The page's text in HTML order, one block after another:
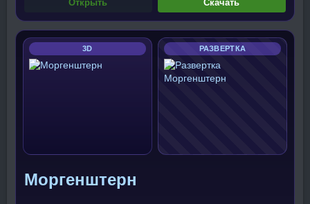
Открыть Скачать
3D РАЗВЕРТКА
Моргенштерн